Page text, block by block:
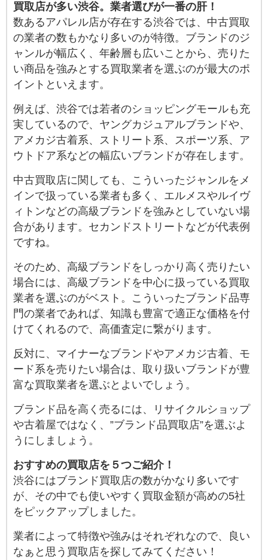
買取店が多い渋谷。業者選びが一番の肝！
数あるアパレル店が存在する渋谷では、中古買取
の業者の数もかなり多いのが特徴。ブランドのジ
ャンルが幅広く、年齢層も広いことから、売りた
い商品を強みとする買取業者を選ぶのが最大のポ
イントといえます。
例えば、渋谷では若者のショッピングモールも充
実しているので、ヤングカジュアルブランドや、
アメカジ古着系、ストリート系、スポーツ系、ア
ウトドア系などの幅広いブランドが存在します。
中古買取店に関しても、こういったジャンルをメ
インで扱っている業者も多く、エルメスやルイヴ
ィトンなどの高級ブランドを強みとしていない場
合があります。セカンドストリートなどが代表例
ですね。
そのため、高級ブランドをしっかり高く売りたい
場合には、高級ブランドを中心に扱っている買取
業者を選ぶのがベスト。こういったブランド品専
門の業者であれば、知識も豊富で適正な価格を付
けてくれるので、高価査定に繋がります。
反対に、マイナーなブランドやアメカジ古着、モ
ード系を売りたい場合は、取り扱いブランドが豊
富な買取業者を選ぶとよいでしょう。
ブランド品を高く売るには、リサイクルショップ
や古着屋ではなく、”ブランド品買取店”を選ぶよ
うにしましょう。
おすすめの買取店を５つご紹介！
渋谷にはブランド買取店の数がかなり多いです
が、その中でも使いやすく買取金額が高めの5社
をピックアップしました。
業者によって特徴や強みはそれぞれなので、良い
なぁと思う買取店を探してみてください！